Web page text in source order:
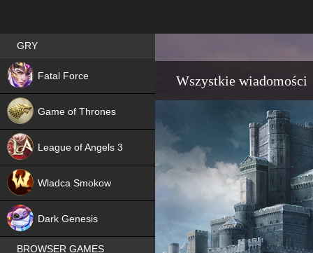
Wszystkie wiadomości
Best RPG games in Poland
GRY
Fatal Force
NEW
Game of Thrones
League of Angels 3
Wladca Smokow
Dark Genesis
BROWSER GAMES